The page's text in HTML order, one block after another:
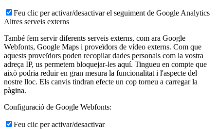
Feu clic per activar/desactivar el seguiment de Google Analytics
Altres serveis externs
També fem servir diferents serveis externs, com ara Google
Webfonts, Google Maps i proveïdors de vídeo externs. Com que
aquests proveïdors poden recopilar dades personals com la vostra
adreça IP, us permetem bloquejar-les aquí. Tingueu en compte que
això podria reduir en gran mesura la funcionalitat i l'aspecte del
nostre lloc. Els canvis tindran efecte un cop torneu a carregar la
pàgina.
Configuració de Google Webfonts:
Feu clic per activar/desactivar